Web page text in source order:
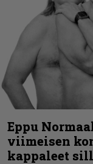
Eppu
viimeisen
kappaleet